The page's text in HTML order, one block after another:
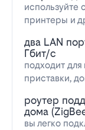
принтеры и
два LAN
Гбит/с
подходит
приставки,
роутер
дома
вы легко